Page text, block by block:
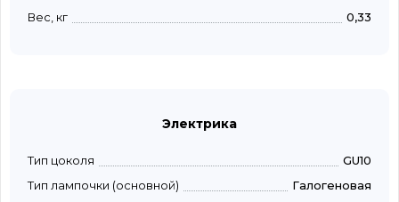
Вес, кг
0,33
Электрика
Тип цоколя
GU10
Тип лампочки (основной)
Галогеновая